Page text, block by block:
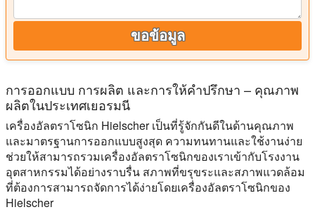
ขอข้อมูล
การออกแบบ การผลิต และการให้คําปรึกษา – คุณภาพ
ผลิตในประเทศเยอรมนี
เครื่องอัลตราโซนิก Hielscher เป็นที่รู้จักกันดีในด้านคุณภาพ
และมาตรฐานการออกแบบสูงสุด ความทนทานและใช้งานง่าย
ช่วยให้สามารถรวมเครื่องอัลตราโซนิกของเราเข้ากับโรงงาน
อุตสาหกรรมได้อย่างราบรื่น สภาพที่ขรุขระและสภาพแวดล้อม
ที่ต้องการสามารถจัดการได้ง่ายโดยเครื่องอัลตราโซนิกของ
Hielscher